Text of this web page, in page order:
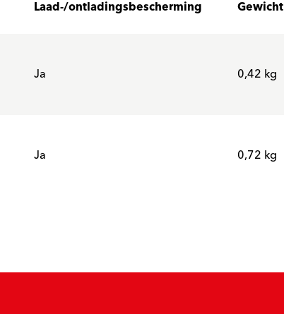
Laad-/ontladingsbescherming Gewicht
Ja 0,42 kg
Ja 0,72 kg